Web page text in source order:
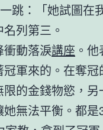
跳：「她試圖在
列第三。
衝動落淚講座 。
軍來的。在奪冠
的金錢物慾，
她無法平衡。都